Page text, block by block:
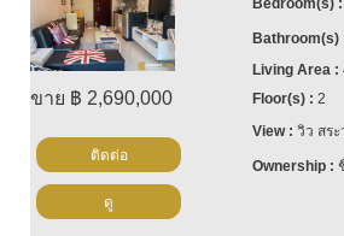
ขาย ฿ 2,690,000
2
วิว สร
ติดต่อ
ดู